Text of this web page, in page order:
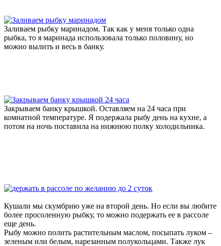
Заливаем рыбку маринадом. Так как у меня только одна
рыбка, то я маринада использовала только половину, но
можно вылить и весь в банку.
Закрываем банку крышкой. Оставляем на 24 часа при
комнатной температуре. Я подержала рыбу день на кухне, а
потом на ночь поставила на нижнюю полку холодильника.
Кушали мы скумбрию уже на второй день. Но если вы любите
более просоленную рыбку, то можно подержать ее в рассоле
еще день.
Рыбу можно полить растительным маслом, посыпать луком –
зеленым или белым, нарезанным полукольцами. Также лук